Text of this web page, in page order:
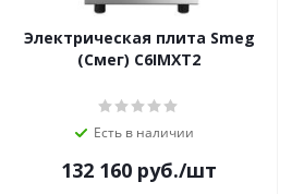
Электрическая плита Smeg
(Смег) C6IMXT2
Есть в наличии
132 160 руб./шт